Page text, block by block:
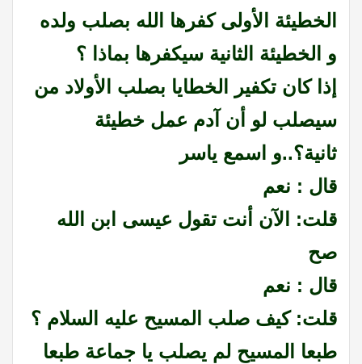
الخطيئة الأولى كفرها الله بصلب ولده
و الخطيئة الثانية سيكفرها بماذا ؟
إذا كان تكفير الخطايا بصلب الأولاد من
سيصلب لو أن آدم عمل خطيئة
ثانية؟..و اسمع ياسر
قال : نعم
قلت: الآن أنت تقول عيسى ابن الله
صح
قال : نعم
قلت: كيف صلب المسيح عليه السلام ؟
طبعا المسيح لم يصلب يا جماعة طبعا